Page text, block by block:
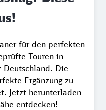
für den perfekten
Touren in
Deutschland. Die
Ergänzung zu
Jetzt herunterladen
entdecken!